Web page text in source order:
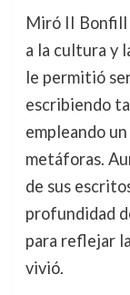
Miró II Bonfill
a la cultura y
le permitió
escribiendo
empleando
metáforas.
de sus
profundidad
para reflejar
vivió.